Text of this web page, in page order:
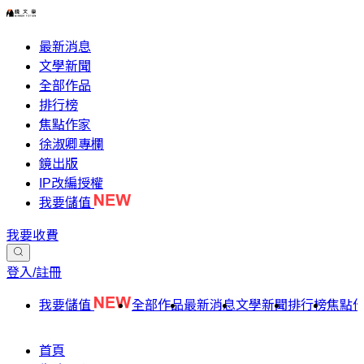
最新消息
文學新聞
全部作品
排行榜
焦點作家
徐淑卿專欄
鏡出版
IP改編授權
我要儲值
我要收費
登入/註冊
我要儲值 全部作品最新消息文學新聞排行榜焦點
首頁